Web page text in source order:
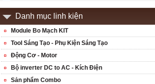
Danh mục linh kiện
Module Bo Mạch KIT
Tool Sáng Tạo - Phụ Kiện Sáng Tạo
Động Cơ - Motor
Bộ inverter DC to AC - Kích Điện
Sản phẩm Combo